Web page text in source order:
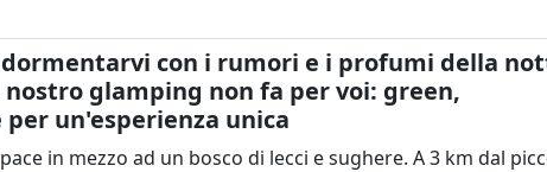
con i rumori e i profumi della
glamping non fa per voi: green,
un'esperienza unica
in mezzo ad un bosco di lecci e sughere. A 3 km dal